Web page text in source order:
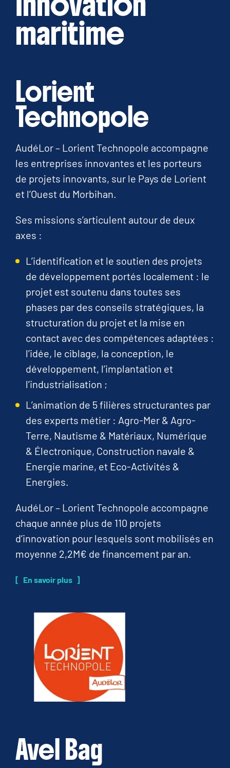
maritime
Lorient
Technopole
AudéLor – Lorient Technopole accompagne
les entreprises innovantes et les porteurs
de projets innovants, sur le Pays de Lorient
et l’Ouest du Morbihan.
Ses missions s’articulent autour de deux
axes :
L’identification et le soutien des projets
de développement portés localement : le
projet est soutenu dans toutes ses
phases par des conseils stratégiques, la
structuration du projet et la mise en
contact avec des compétences adaptées :
l’idée, le ciblage, la conception, le
développement, l’implantation et
l’industrialisation ;
L’animation de 5 filières structurantes par
des experts métier : Agro-Mer & Agro-
Terre, Nautisme & Matériaux, Numérique
& Électronique, Construction navale &
Energie marine, et Eco-Activités &
Energies.
AudéLor – Lorient Technopole accompagne
chaque année plus de 110 projets
d’innovation pour lesquels sont mobilisés en
moyenne 2,2M€ de financement par an.
En savoir plus
Avel Bag